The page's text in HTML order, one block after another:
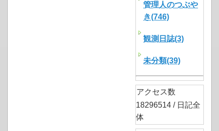
管理人のつぶや
き(746)
観測日誌(3)
未分類(39)
アクセス数
18296514 / 日記全
体